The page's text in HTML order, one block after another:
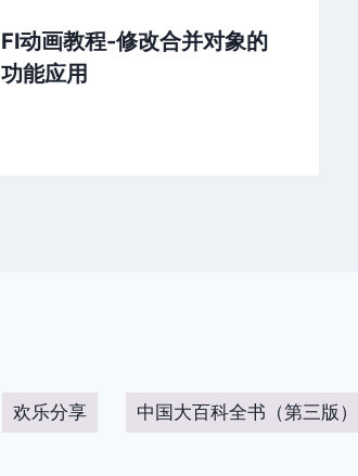
Fl动画教程-修改合并对象的
功能应用
欢乐分享 中国大百科全书（第三版）